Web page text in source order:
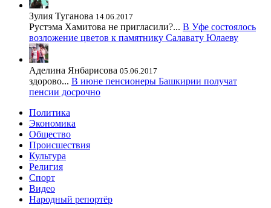
Зулия Туганова 14.06.2017
Рустэма Хамитова не пригласили?... В Уфе состоялось
возложение цветов к памятнику Салавату Юлаеву
Аделина Янбарисова 05.06.2017
здорово... В июне пенсионеры Башкирии получат
пенсии досрочно
Политика
Экономика
Общество
Происшествия
Культура
Религия
Спорт
Видео
Народный репортёр